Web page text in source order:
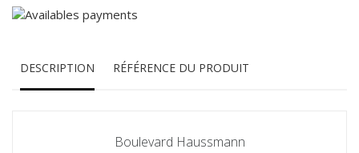
DESCRIPTION RÉFÉRENCE DU PRODUIT
Boulevard Haussmann